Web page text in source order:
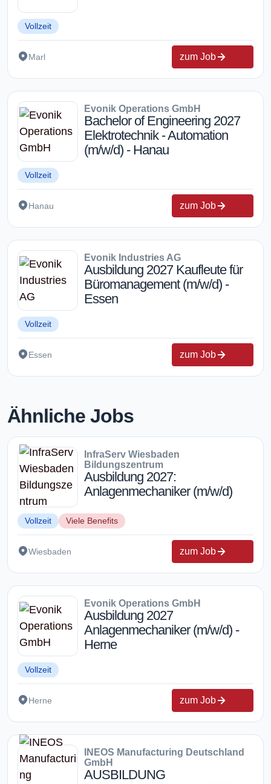
Vollzeit
Marl zum Job
Evonik Operations GmbH
Bachelor of Engineering 2027
Elektrotechnik - Automation
(m/w/d) - Hanau
Vollzeit
Hanau zum Job
Evonik Industries AG
Ausbildung 2027 Kaufleute für
Büromanagement (m/w/d) -
Essen
Vollzeit
Essen zum Job
Ähnliche Jobs
InfraServ Wiesbaden
Bildungszentrum
Ausbildung 2027:
Anlagenmechaniker (m/w/d)
Vollzeit Viele Benefits
Wiesbaden zum Job
Evonik Operations GmbH
Ausbildung 2027
Anlagenmechaniker (m/w/d) -
Herne
Vollzeit
Herne zum Job
INEOS Manufacturing Deutschland
GmbH
AUSBILDUNG